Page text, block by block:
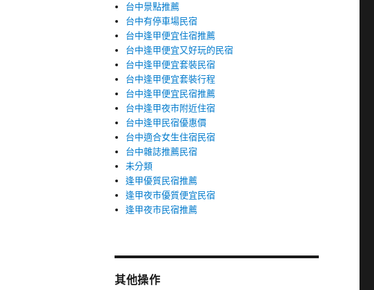
台中景點推薦
台中有停車場民宿
台中逢甲便宜住宿推薦
台中逢甲便宜又好玩的民宿
台中逢甲便宜套裝民宿
台中逢甲便宜套裝行程
台中逢甲便宜民宿推薦
台中逢甲夜市附近住宿
台中逢甲民宿優惠價
台中適合女生住宿民宿
台中雜誌推薦民宿
未分類
逢甲優質民宿推薦
逢甲夜市優質便宜民宿
逢甲夜市民宿推薦
其他操作